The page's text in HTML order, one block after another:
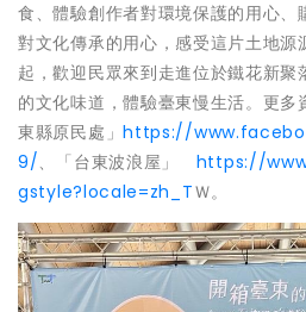
食、體驗創作者對環境保護的用心
對文化傳承的用心，感受這片土地源
起，歡迎民眾來到走進位於鐵花新
的文化味道，體驗臺東慢生活。更
東縣原民處」https://
9/、「台東波浪屋」 https://
gstyle?locale=zh_TＷ。